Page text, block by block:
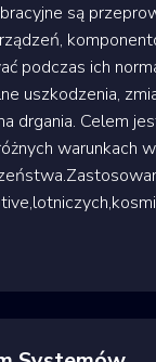
są
podczas ich
uszkodzenia,
drgania. Celem
warunkach